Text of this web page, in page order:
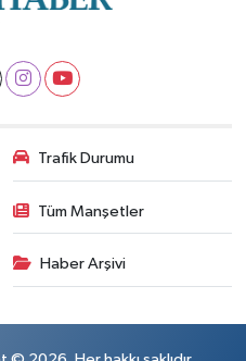
Trafik Durumu
Tüm Manşetler
Haber Arşivi